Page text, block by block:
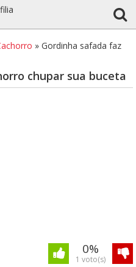
» Gordinha safada faz
chupar sua buceta
0%
1 voto(s)